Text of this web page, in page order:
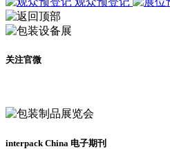
关注官微
interpack China 电子期刊